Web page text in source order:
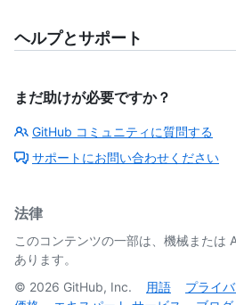
ヘルプとサポート
まだ助けが必要ですか？
GitHub コミュニティに質問する
サポートにお問い合わせください
法律
このコンテンツの一部は、機械または
あります。
© 2026 GitHub, Inc. 用語 プライ